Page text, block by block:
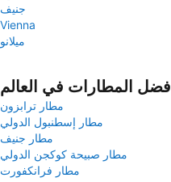
جنيف
Vienna
ميلانو
أفضل المطارات في العالم
مطار ترابزون
مطار إسطنبول الدولي
مطار جنيف
مطار صبيحة كوكجن الدولي
مطار فرانكفورت